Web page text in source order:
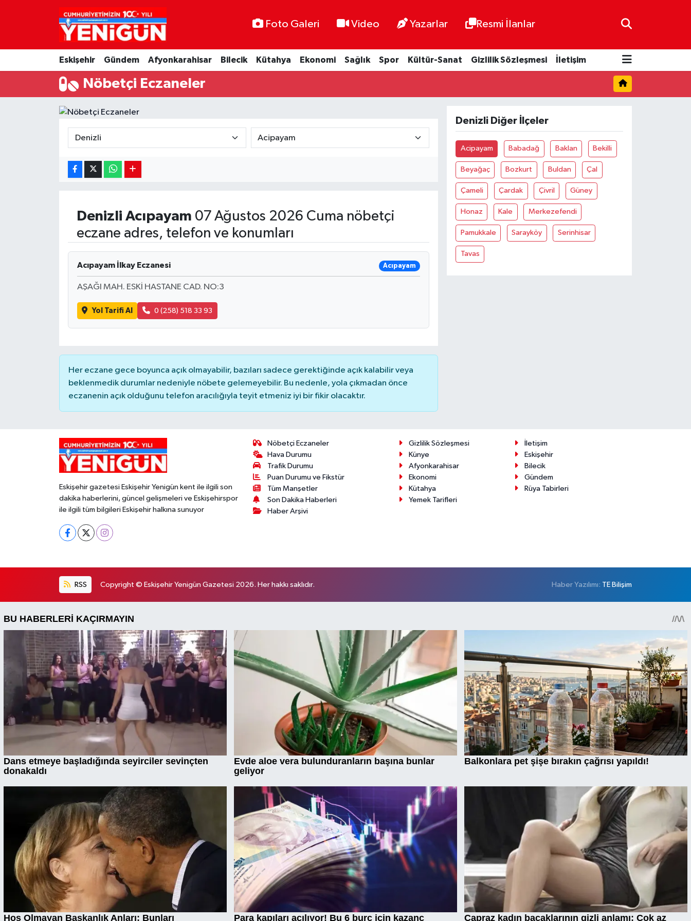
Foto Galeri Video Yazarlar Resmi İlanlar
Eskişehir Gündem Afyonkarahisar Bilecik Kütahya Ekonomi Sağlık Spor Kültür-Sanat Gizlilik Sözleşmesi İletişim
Nöbetçi Eczaneler
Denizli Acıpayam 07 Ağustos 2026 Cuma nöbetçi
eczane adres, telefon ve konumları
Acıpayam İlkay Eczanesi Acıpayam
AŞAĞI MAH. ESKİ HASTANE CAD. NO:3
Yol Tarifi Al 0 (258) 518 33 93
Her eczane gece boyunca açık olmayabilir, bazıları sadece gerektiğinde açık kalabilir veya
beklenmedik durumlar nedeniyle nöbete gelemeyebilir. Bu nedenle, yola çıkmadan önce
eczanenin açık olduğunu telefon aracılığıyla teyit etmeniz iyi bir fikir olacaktır.
Denizli Diğer İlçeler
Acipayam Babadağ Baklan Bekilli
Beyağaç Bozkurt Buldan Çal
Çameli Çardak Çivril Güney
Honaz Kale Merkezefendi
Pamukkale Sarayköy Serinhisar
Tavas
Eskişehir gazetesi Eskişehir Yenigün kent ile ilgili son
dakika haberlerini, güncel gelişmeleri ve Eskişehirspor
ile ilgili tüm bilgileri Eskişehir halkına sunuyor
Nöbetçi Eczaneler
Hava Durumu
Trafik Durumu
Puan Durumu ve Fikstür
Tüm Manşetler
Son Dakika Haberleri
Haber Arşivi
Gizlilik Sözleşmesi
İletişim
Künye
Eskişehir
Afyonkarahisar
Bilecik
Ekonomi
Gündem
Kütahya
Rüya Tabirleri
Yemek Tarifleri
RSS Copyright © Eskişehir Yenigün Gazetesi 2026. Her hakkı saklıdır. Haber Yazılımı: TE Bilişim
Nöbetçi Eczaneler
Hava Durumu
Trafik Durumu
Süper Lig Puan Durumu ve Fikstür
Son Dakika Haberleri